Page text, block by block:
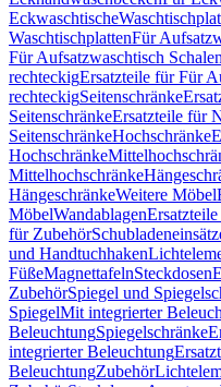
Eckwaschtische
WaschtischplattenFür
Für Aufsatzwaschtisch
rechteckigErsatzteile für Für
rechteckigSeitenschränke
SeitenschränkeErsatzteile für
SeitenschränkeHochschränke
Hochschränke
Mittelhochschränke
HängeschränkeWeitere Möbel
MöbelWandablagen
für Zubehör
und Handtuchhaken
FüßeMagnettafelnSteckdosen
ZubehörSpiegel und
SpiegelMit integrierter
BeleuchtungSpiegelschränke
integrierter Beleuchtung
BeleuchtungZubehör